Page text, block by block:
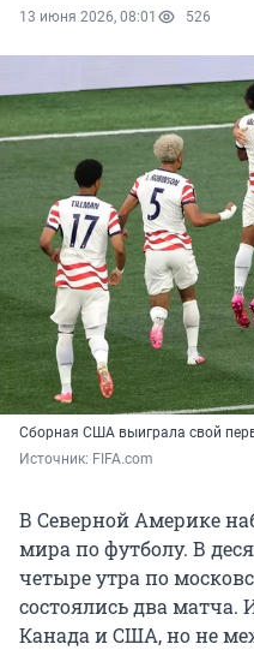
13 июня 2026, 08:01 526
Сборная США выиграла свой
Источник: FIFA.com
В Северной Америке
мира по футболу. В
четыре утра по
состоялись два матча.
Канада и США, но не